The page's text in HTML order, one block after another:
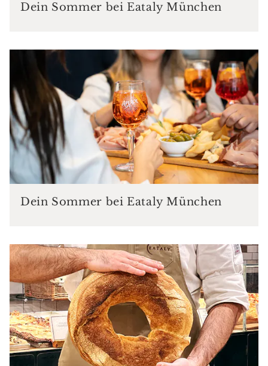
Dein Sommer bei Eataly München
Dein Sommer bei Eataly München